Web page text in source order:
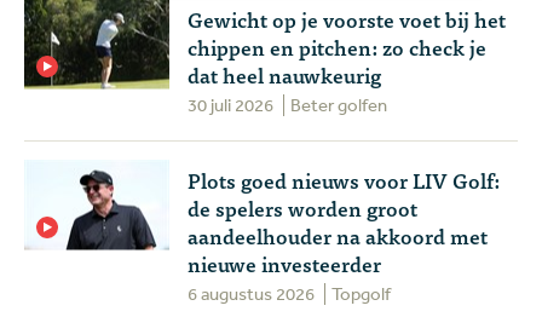
Gewicht op je voorste voet bij het
chippen en pitchen: zo check je
dat heel nauwkeurig
30 juli 2026 Beter golfen
Plots goed nieuws voor LIV Golf:
de spelers worden groot
aandeelhouder na akkoord met
nieuwe investeerder
6 augustus 2026 Topgolf